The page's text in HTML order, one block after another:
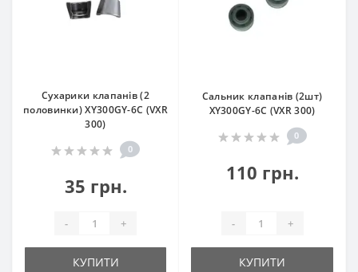
Сухарики клапанів (2
половинки) XY300GY-6C (VXR
300)
0
35 грн.
- +
КУПИТИ
Сальник клапанів (2шт)
XY300GY-6C (VXR 300)
0
110 грн.
- +
КУПИТИ